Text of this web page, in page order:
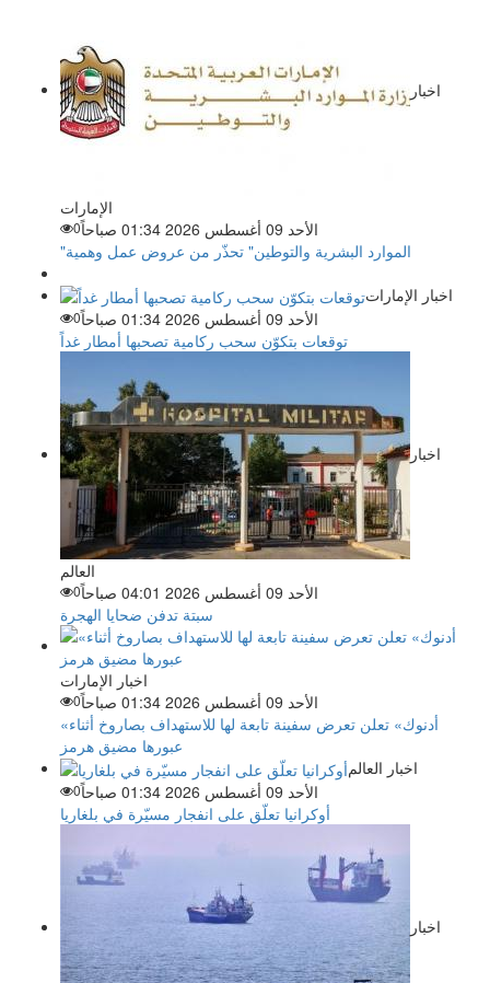
اخبار
الإمارات
الأحد 09 أغسطس 2026 01:34 صباحاً
0
"الموارد البشرية والتوطين" تحذّر من عروض عمل وهمية
اخبار الإمارات
الأحد 09 أغسطس 2026 01:34 صباحاً
0
توقعات بتكوّن سحب ركامية تصحبها أمطار غداً
اخبار
العالم
الأحد 09 أغسطس 2026 04:01 صباحاً
0
سبتة تدفن ضحايا الهجرة
اخبار الإمارات
الأحد 09 أغسطس 2026 01:34 صباحاً
0
«أدنوك» تعلن تعرض سفينة تابعة لها للاستهداف بصاروخ أثناء
عبورها مضيق هرمز
اخبار العالم
الأحد 09 أغسطس 2026 01:34 صباحاً
0
أوكرانيا تعلّق على انفجار مسيّرة في بلغاريا
اخبار